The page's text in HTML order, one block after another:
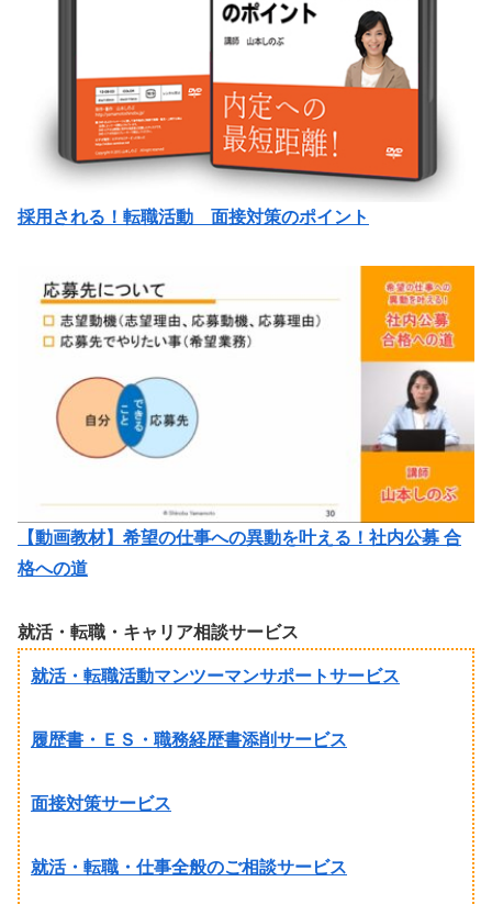
採用される！転職活動 面接対策のポイント
【動画教材】希望の仕事への異動を叶える！社内公募 合
格への道
就活・転職・キャリア相談サービス
就活・転職活動マンツーマンサポートサービス
履歴書・ＥＳ・職務経歴書添削サービス
面接対策サービス
就活・転職・仕事全般のご相談サービス